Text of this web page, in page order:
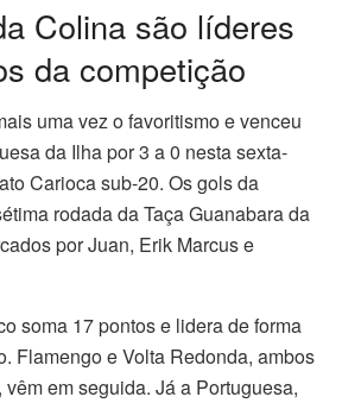
Colina são líderes
da competição
uma vez o favoritismo e venceu
da Ilha por 3 a 0 nesta sexta-
Carioca sub-20. Os gols da
rodada da Taça Guanabara da
por Juan, Erik Marcus e
soma 17 pontos e lidera de forma
Flamengo e Volta Redonda, ambos
em seguida. Já a Portuguesa,